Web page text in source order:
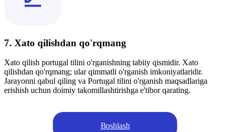
7. Xato qilishdan qo'rqmang
Xato qilish portugal tilini o'rganishning tabiiy qismidir. Xato
qilishdan qo'rqmang; ular qimmatli o'rganish imkoniyatlaridir.
Jarayonni qabul qiling va Portugal tilini o'rganish maqsadlariga
erishish uchun doimiy takomillashtirishga e'tibor qarating.
Boshlash